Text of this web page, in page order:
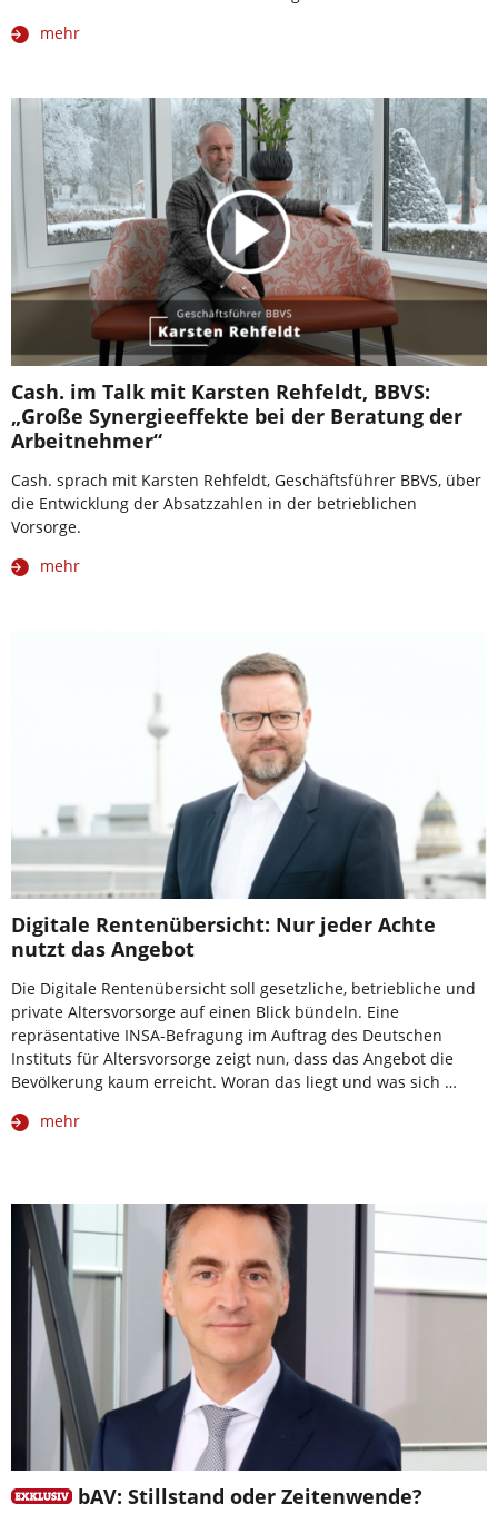
mehr
Cash. im Talk mit Karsten Rehfeldt, BBVS:
„Große Synergieeffekte bei der Beratung der
Arbeitnehmer“
Cash. sprach mit Karsten Rehfeldt, Geschäftsführer BBVS, über
die Entwicklung der Absatzzahlen in der betrieblichen
Vorsorge.
mehr
Digitale Rentenübersicht: Nur jeder Achte
nutzt das Angebot
Die Digitale Rentenübersicht soll gesetzliche, betriebliche und
private Altersvorsorge auf einen Blick bündeln. Eine
repräsentative INSA-Befragung im Auftrag des Deutschen
Instituts für Altersvorsorge zeigt nun, dass das Angebot die
Bevölkerung kaum erreicht. Woran das liegt und was sich …
mehr
bAV: Stillstand oder Zeitenwende?